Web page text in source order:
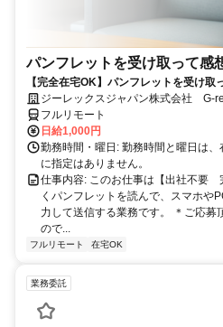
パンフレットを受け取って感
【完全在宅OK】パンフレットを受け取
ジーレックスジャパン株式会社 G-
フルリモート
日給1,000円
勤務時間・曜日: 勤務時間と曜日は
に指定はありません。
仕事内容: このお仕事は【出社不要
くパンフレットを読んで、スマホや
力して送信する業務です。 ＊ご応募
ので...
フルリモート 在宅OK
業務委託